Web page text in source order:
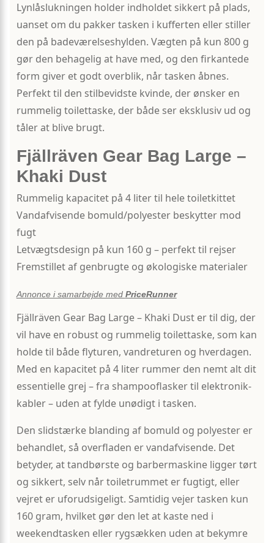
Lynlåslukningen holder indholdet sikkert på plads,
uanset om du pakker tasken i kufferten eller stiller
den på badeværelseshylden. Vægten på kun 800 g
gør den behagelig at have med, og den firkantede
form giver et godt overblik, når tasken åbnes.
Perfekt til den stilbevidste kvinde, der ønsker en
rummelig toilettaske, der både ser eksklusiv ud og
tåler at blive brugt.
Fjällräven Gear Bag Large –
Khaki Dust
Rummelig kapacitet på 4 liter til hele toiletkittet
Vandafvisende bomuld/polyester beskytter mod
fugt
Letvægtsdesign på kun 160 g – perfekt til rejser
Fremstillet af genbrugte og økologiske materialer
Annonce i samarbejde med PriceRunner
Fjällräven Gear Bag Large – Khaki Dust er til dig, der
vil have en robust og rummelig toilettaske, som kan
holde til både flyturen, vandreturen og hverdagen.
Med en kapacitet på 4 liter rummer den nemt alt dit
essentielle grej – fra shampooflasker til elektronik­
kabler – uden at fylde unødigt i tasken.
Den slidstærke blanding af bomuld og polyester er
behandlet, så overfladen er vandafvisende. Det
betyder, at tandbørste og barbermaskine ligger tørt
og sikkert, selv når toiletrummet er fugtigt, eller
vejret er uforudsigeligt. Samtidig vejer tasken kun
160 gram, hvilket gør den let at kaste ned i
weekendtasken eller rygsækken uden at bekymre